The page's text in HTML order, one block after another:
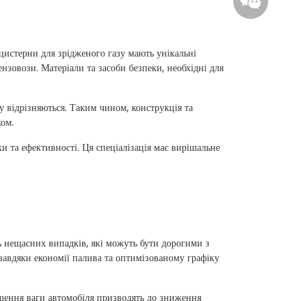
для зрідженого газу мають унікальні
Матеріали та засоби безпеки, необхідні для
відрізняються. Таким чином, конструкція та
ефективності. Ця спеціалізація має вирішальне
нещасних випадків, які можуть бути дорогими з
економії палива та оптимізованому графіку
ваги автомобіля призводять до зниження